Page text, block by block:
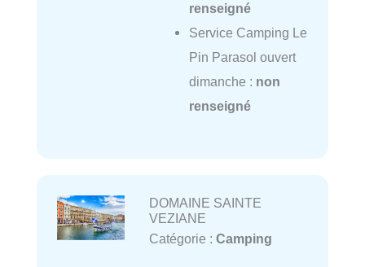
renseigné
Service Camping Le
Pin Parasol ouvert
dimanche : non
renseigné
DOMAINE SAINTE
VEZIANE
Catégorie : Camping